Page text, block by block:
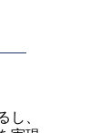
し、